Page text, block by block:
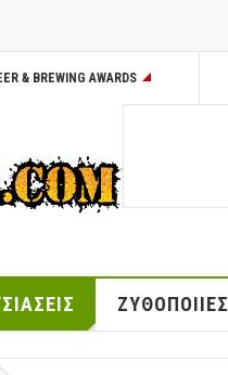
& BREWING AWARDS
ΖΥΘΟΠΟΙΙΕΣ